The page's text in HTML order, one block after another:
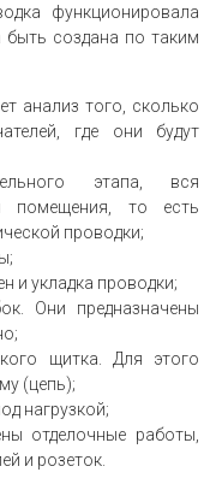
функционировала
создана по таким
анализ того, сколько
где они будут
этапа, вся
помещения, то есть
проводки;
и укладка проводки;
Они предназначены
щитка. Для этого
(цепь);
нагрузкой;
отделочные работы,
и розеток.